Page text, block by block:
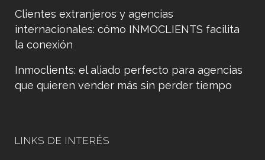
Clientes extranjeros y agencias
internacionales: cómo INMOCLIENTS facilita
la conexión
Inmoclients: el aliado perfecto para agencias
que quieren vender más sin perder tiempo
LINKS DE INTERÉS